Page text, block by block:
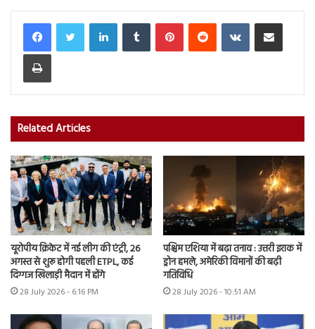
LinkedInTumblr PinterestReddit VKontakteShare via Email
Print
Related Articles
यूरोपीय क्रिकेट में नई लीग की एंट्री, 26
अगस्त से शुरू होगी पहली ETPL, कई
दिग्गज खिलाड़ी मैदान में होंगे
28 July 2026 - 6:16 PM
पश्चिम एशिया में बढ़ा तनाव : उत्तरी इराक में
ड्रोन हमले, अमेरिकी विमानों की बढ़ी
गतिविधि
28 July 2026 - 10:51 AM